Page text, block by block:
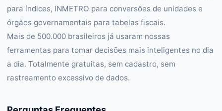
para índices, INMETRO para conversões de unidades e
órgãos governamentais para tabelas fiscais.
Mais de 500.000 brasileiros já usaram nossas
ferramentas para tomar decisões mais inteligentes no dia
a dia. Totalmente gratuitas, sem cadastro, sem
rastreamento excessivo de dados.